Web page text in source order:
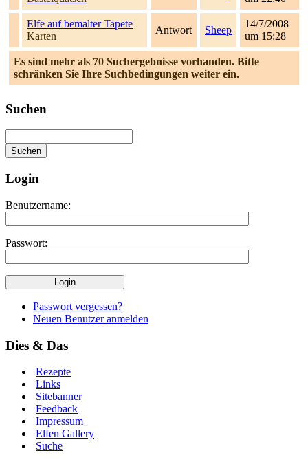
Elfe auf bemalter Tapete
Karten
Antwort Sheep
14/7/2008
um 15:28
Es sind mehr als 70 Suchergebnisse vorhanden. Bitte
schränken Sie Ihre Suchbedingungen weiter ein.
Suchen
Login
Benutzername:
Passwort:
Passwort vergessen?
Neuen Benutzer anmelden
Dies & Das
Rezepte
Links
Sitebanner
Feedback
Impressum
Elfen Gallery
Suche